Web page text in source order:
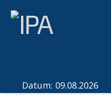
Datum: 09.08.2026